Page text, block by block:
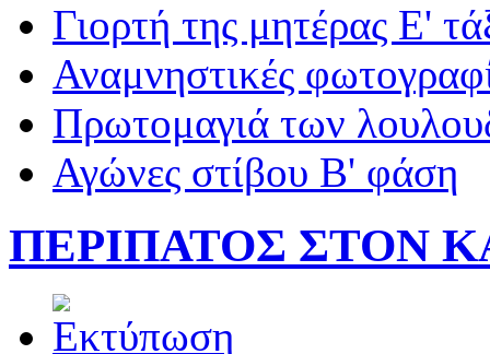
Γιορτή της μητέρας Ε'
Αναμνηστικές
Πρωτομαγιά των
Αγώνες στίβου Β' φάση
ΠΕΡΙΠΑΤΟΣ ΣΤΟΝ